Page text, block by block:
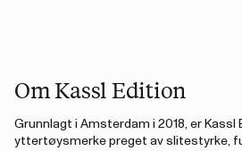
Om Kassl Edition
Grunnlagt i Amsterdam i 2018, er Kassl
yttertøysmerke preget av slitestyrke,